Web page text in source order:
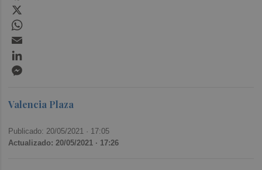
Valencia Plaza
Publicado: 20/05/2021 · 17:05
Actualizado: 20/05/2021 · 17:26